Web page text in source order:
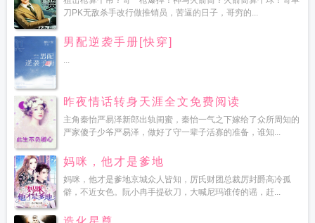
刀PK无敌杀手改行做推销员，苦逼的日子，哥穷的...
男配逆袭手册[快穿]
...
昨夜情话转身天涯全文免费阅读
主角秦怡严易泽新郎出轨闺蜜，秦怡一气之下嫁给了众所周知的
严家傻子少爷严易泽，做好了守一辈子活寡的准备，谁知...
妈咪，他才是爹地
妈咪，他才是爹地京城众人皆知，厉氏财团总裁厉封爵高冷孤
僻，不近女色。阮小冉手提砍刀，大喊尼玛谁传的谣，赶...